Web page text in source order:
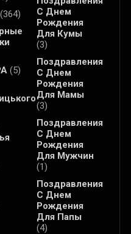
(364)
(5)
С Днем
Рождения
Для Кумы
(3)
Поздравления
С Днем
Рождения
Для Мамы
(3)
Поздравления
С Днем
Рождения
Для Мужчин
(1)
Поздравления
С Днем
Рождения
Для Папы
(4)